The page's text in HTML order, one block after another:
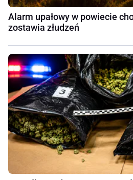
Alarm upałowy w powiecie
zostawia złudzeń